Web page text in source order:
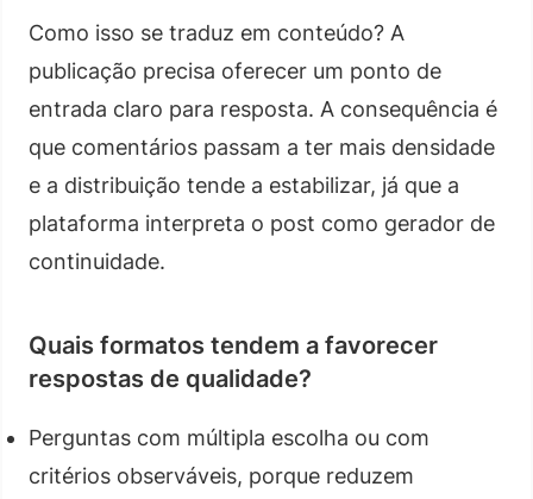
Como isso se traduz em conteúdo? A
publicação precisa oferecer um ponto de
entrada claro para resposta. A consequência é
que comentários passam a ter mais densidade
e a distribuição tende a estabilizar, já que a
plataforma interpreta o post como gerador de
continuidade.
Quais formatos tendem a favorecer
respostas de qualidade?
Perguntas com múltipla escolha ou com
critérios observáveis, porque reduzem